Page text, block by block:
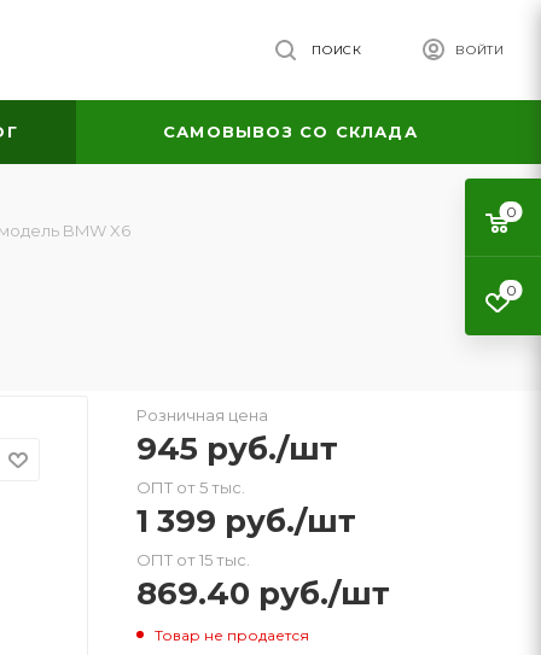
ВОЙТИ
ПОИСК
САМОВЫВОЗ СО СКЛАДА
BMW X6
Розничная цена
945 руб./шт
ОПТ от 5 тыс.
1 399 руб./шт
ОПТ от 15 тыс.
869.40 руб./шт
Товар не продается
0
0